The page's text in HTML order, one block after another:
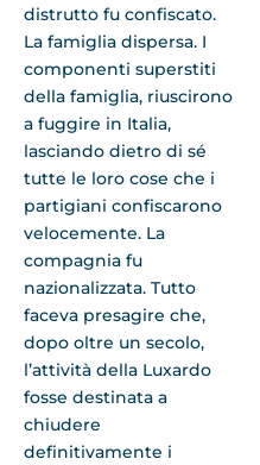
distrutto fu confiscato.
La famiglia dispersa. I
componenti superstiti
della famiglia, riuscirono
a fuggire in Italia,
lasciando dietro di sé
tutte le loro cose che i
partigiani confiscarono
velocemente. La
compagnia fu
nazionalizzata. Tutto
faceva presagire che,
dopo oltre un secolo,
l’attività della Luxardo
fosse destinata a
chiudere
definitivamente i